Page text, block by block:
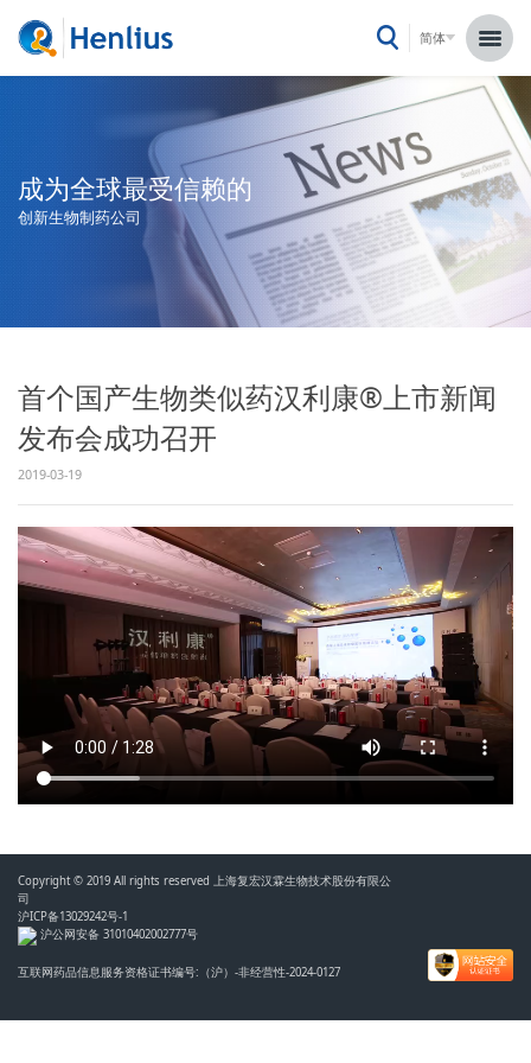
简体
成为全球最受信赖的
创新生物制药公司
首个国产生物类似药汉利康®上市新闻
发布会成功召开
2019-03-19
Copyright © 2019 All rights reserved 上海复宏汉霖生物技术股份有限公
司
沪ICP备13029242号-1
沪公网安备 31010402002777号
互联网药品信息服务资格证书编号:（沪）-非经营性-2024-0127